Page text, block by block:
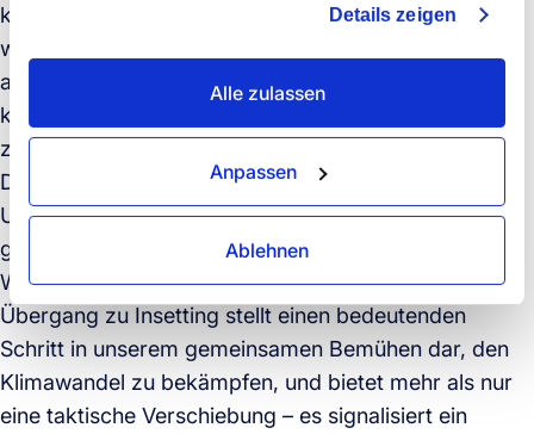
Details zeigen
Alle zulassen
Anpassen
Ablehnen
kompensiert, reduziert Insetting diese aktiv. Nehmen
wir als Beispiel das maritime Insetting: Biokraftstoffe
aus regenerativen Quellen wie Pflanzenbiomasse
können die Emissionen um bis zu 84% im Vergleich
zu herkömmlichen fossilen Brennstoffen senken.
Die Einführung von Insetting-Lösungen ermöglicht es
Unternehmen, CO2-Emissionen innerhalb der
globalen Logistikindustrie zu senken und somit den
Wandel innerhalb der Industrie voranzutreiben. Der
Übergang zu Insetting stellt einen bedeutenden
Schritt in unserem gemeinsamen Bemühen dar, den
Klimawandel zu bekämpfen, und bietet mehr als nur
eine taktische Verschiebung – es signalisiert ein